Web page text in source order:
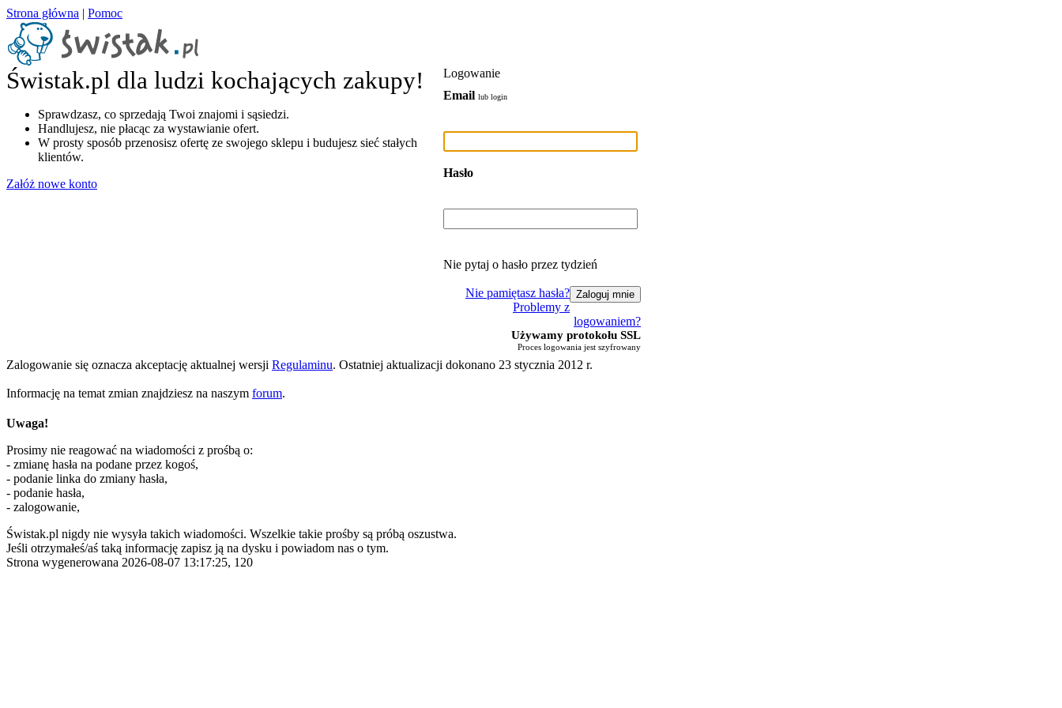
Strona główna | Pomoc
Świstak.pl dla ludzi kochających zakupy!
Sprawdzasz, co sprzedają Twoi znajomi i sąsiedzi.
Handlujesz, nie płacąc za wystawianie ofert.
W prosty sposób przenosisz ofertę ze swojego sklepu i budujesz sieć stałych
klientów.
Załóż nowe konto
Logowanie
Email lub login
Hasło
Nie pytaj o hasło przez tydzień
Nie pamiętasz hasła?
Problemy z
logowaniem?
Używamy protokołu SSL
Proces logowania jest szyfrowany
Zalogowanie się oznacza akceptację aktualnej wersji Regulaminu. Ostatniej aktualizacji dokonano 23 stycznia 2012 r.
Informację na temat zmian znajdziesz na naszym forum.
Uwaga!
Prosimy nie reagować na wiadomości z prośbą o:
- zmianę hasła na podane przez kogoś,
- podanie linka do zmiany hasła,
- podanie hasła,
- zalogowanie,
Świstak.pl nigdy nie wysyła takich wiadomości. Wszelkie takie prośby są próbą oszustwa.
Jeśli otrzymałeś/aś taką informację zapisz ją na dysku i powiadom nas o tym.
Strona wygenerowana 2026-08-07 13:17:25, 120